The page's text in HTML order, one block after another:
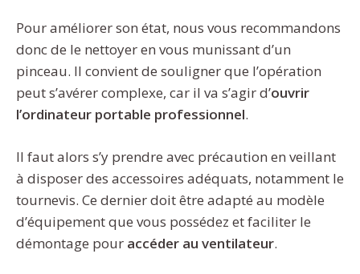
Pour améliorer son état, nous vous recommandons
donc de le nettoyer en vous munissant d’un
pinceau. Il convient de souligner que l’opération
peut s’avérer complexe, car il va s’agir d’ouvrir
l’ordinateur portable professionnel.
Il faut alors s’y prendre avec précaution en veillant
à disposer des accessoires adéquats, notamment le
tournevis. Ce dernier doit être adapté au modèle
d’équipement que vous possédez et faciliter le
démontage pour accéder au ventilateur.